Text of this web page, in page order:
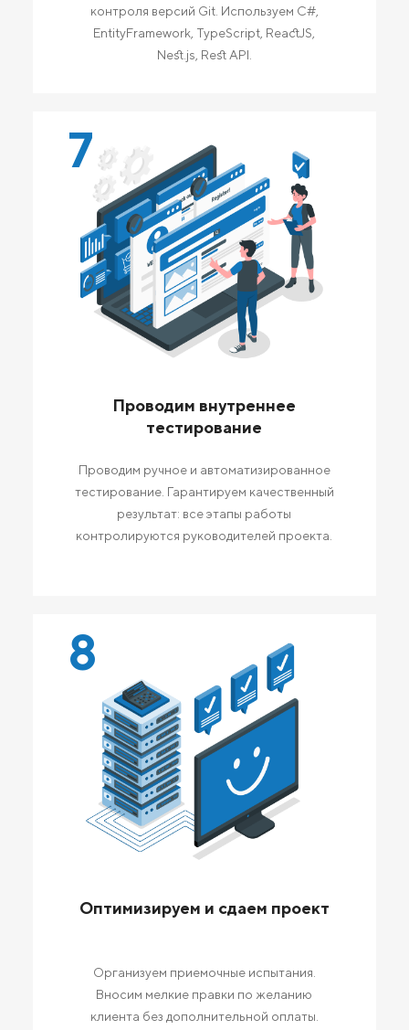
контроля версий Git. Используем C#,
EntityFramework, TypeScript, ReactJS,
Nest.js, Rest API.
7
Проводим внутреннее
тестирование
Проводим ручное и автоматизированное
тестирование. Гарантируем качественный
результат: все этапы работы
контролируются руководителей проекта.
8
Оптимизируем и сдаем проект
Организуем приемочные испытания.
Вносим мелкие правки по желанию
клиента без дополнительной оплаты.